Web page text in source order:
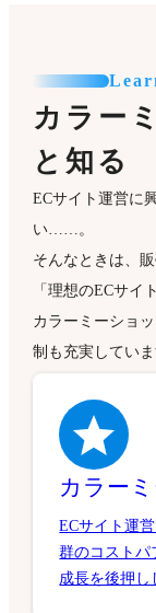
カラー
と知る
ECサイト運営に
い……。
そんなときは、
「理想のECサイ
カラーミーショ
制も充実していま
カラー
ECサイト運
群のコストパ
成長を後押し